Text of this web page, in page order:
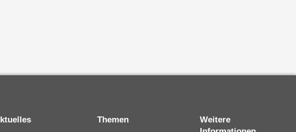
Aktuelles Themen
Weitere